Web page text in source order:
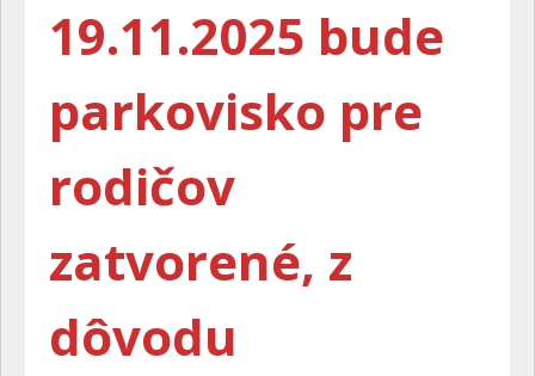
19.11.2025 bude
parkovisko pre
rodičov
zatvorené, z
dôvodu